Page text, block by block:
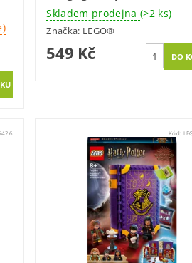
Skladem prodejna (>2 ks)
Značka: LEGO®
549 Kč
Kód: